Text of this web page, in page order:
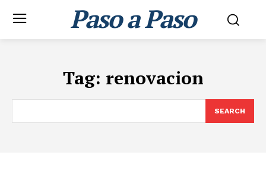
Paso a Paso
Tag: renovacion
SEARCH